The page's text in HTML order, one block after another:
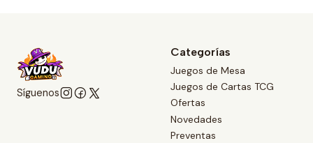
Síguenos
Categorías
Juegos de Mesa
Juegos de Cartas TCG
Ofertas
Novedades
Preventas